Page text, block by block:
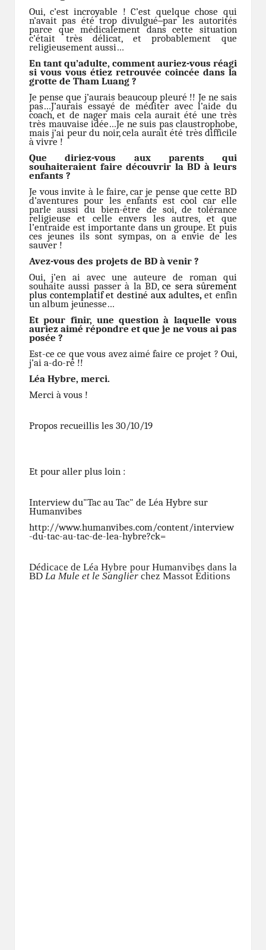
Oui, c’est incroyable ! C’est quelque chose qui
n’avait pas été trop divulgué par les autorités
parce que médicalement dans cette situation
c’était très délicat, et probablement que
religieusement aussi…
En tant qu’adulte, comment auriez-vous réagi
si vous vous étiez retrouvée coincée dans la
grotte de Tham Luang ?
Je pense que j’aurais beaucoup pleuré !! Je ne sais
pas…J’aurais essayé de méditer avec l’aide du
coach, et de nager mais cela aurait été une très
très mauvaise idée…Je ne suis pas claustrophobe,
mais j’ai peur du noir, cela aurait été très difficile
à vivre !
Que diriez-vous aux parents qui
souhaiteraient faire découvrir la BD à leurs
enfants ?
Je vous invite à le faire, car je pense que cette BD
d’aventures pour les enfants est cool car elle
parle aussi du bien-être de soi, de tolérance
religieuse et celle envers les autres, et que
l’entraide est importante dans un groupe. Et puis
ces jeunes ils sont sympas, on a envie de les
sauver !
Avez-vous des projets de BD à venir ?
Oui, j’en ai avec une auteure de roman qui
souhaite aussi passer à la BD,ce sera sûrement
plus contemplatif et destiné aux adultes,et enfin
un album jeunesse…
Et pour finir, une question à laquelle vous
auriez aimé répondre et que je ne vous ai pas
posée ?
Est-ce ce que vous avez aimé faire ce projet ? Oui,
j’ai a-do-ré !!
Léa Hybre, merci.
Merci à vous !
Propos recueillis les 30/10/19
Et pour aller plus loin :
Interview du"Tac au Tac" de Léa Hybre sur
Humanvibes
http://www.humanvibes.com/content/interview
-du-tac-au-tac-de-lea-hybre?ck=
Dédicace de Léa Hybre pour Humanvibes dans la
BD La Mule et le Sanglier chez Massot Éditions